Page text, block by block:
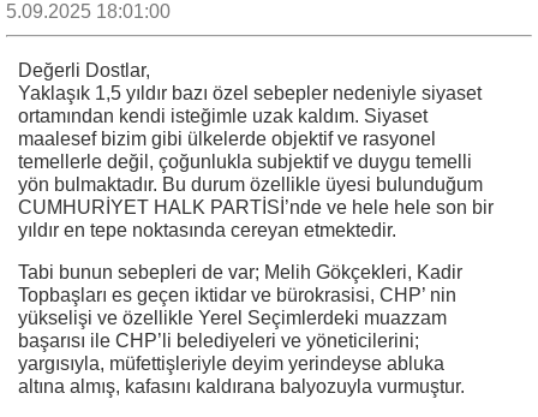
5.09.2025 18:01:00
Değerli Dostlar,
Yaklaşık 1,5 yıldır bazı özel sebepler nedeniyle siyaset
ortamından kendi isteğimle uzak kaldım. Siyaset
maalesef bizim gibi ülkelerde objektif ve rasyonel
temellerle değil, çoğunlukla subjektif ve duygu temelli
yön bulmaktadır. Bu durum özellikle üyesi bulunduğum
CUMHURİYET HALK PARTİSİ’nde ve hele hele son bir
yıldır en tepe noktasında cereyan etmektedir.
Tabi bunun sebepleri de var; Melih Gökçekleri, Kadir
Topbaşları es geçen iktidar ve bürokrasisi, CHP’ nin
yükselişi ve özellikle Yerel Seçimlerdeki muazzam
başarısı ile CHP’li belediyeleri ve yöneticilerini;
yargısıyla, müfettişleriyle deyim yerindeyse abluka
altına almış, kafasını kaldırana balyozuyla vurmuştur.